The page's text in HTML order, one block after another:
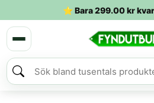
⭐ Bara299.00kr